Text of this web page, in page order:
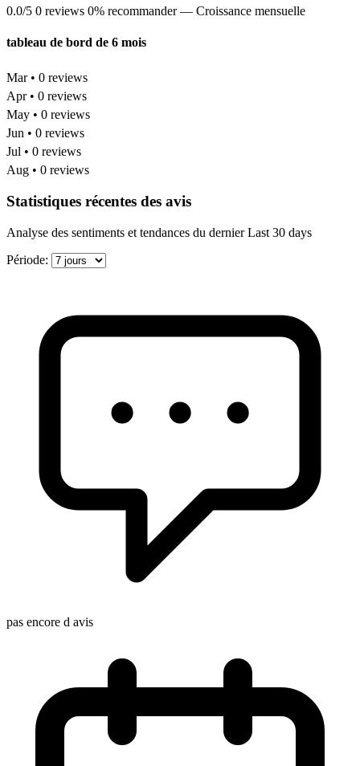
0.0/5 0 reviews 0% recommander — Croissance mensuelle
tableau de bord de 6 mois
Mar • 0 reviews
Apr • 0 reviews
May • 0 reviews
Jun • 0 reviews
Jul • 0 reviews
Aug • 0 reviews
Statistiques récentes des avis
Analyse des sentiments et tendances du dernier Last 30 days
Période:
pas encore d avis